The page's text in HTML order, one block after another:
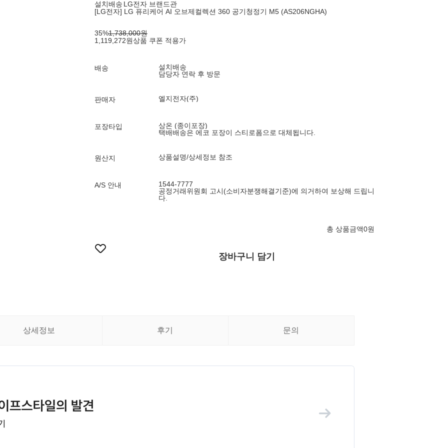
설치배송 LG전자 브랜드관
[LG전자] LG 퓨리케어 AI 오브제컬렉션 360 공기청정기 M5 (AS206NGHA)
35%1,738,000원
1,119,272원상품 쿠폰 적용가
배송
설치배송
담당자 연락 후 방문
판매자 엘지전자(주)
포장타입
상온 (종이포장)
택배배송은 에코 포장이 스티로폼으로 대체됩니다.
원산지 상품설명/상세정보 참조
A/S 안내
1544-7777
공정거래위원회 고시(소비자분쟁해결기준)에 의거하여 보상해 드립니
다.
총 상품금액0원
장바구니 담기
상세정보 후기 문의